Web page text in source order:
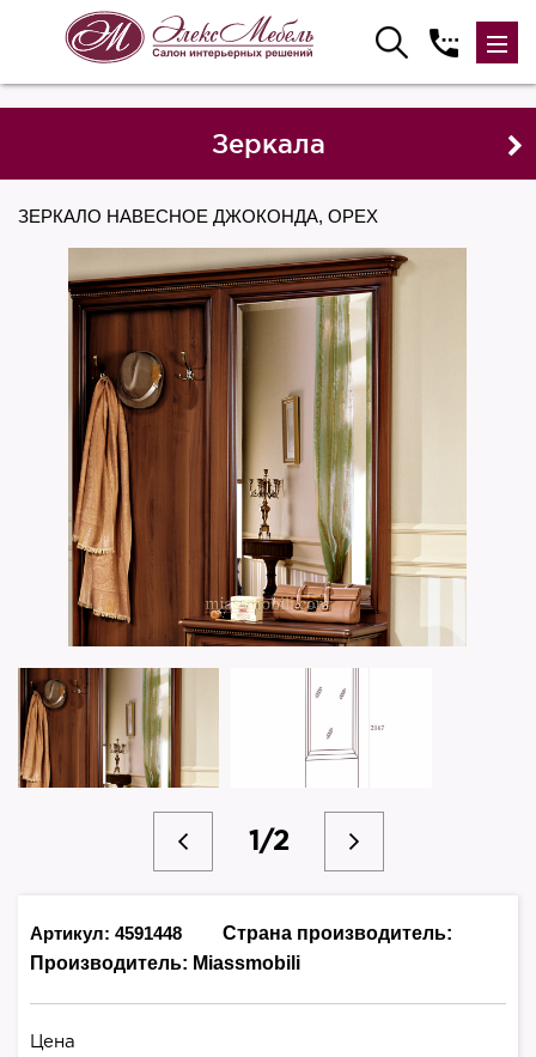
Зеркала
ЗЕРКАЛО НАВЕСНОЕ ДЖОКОНДА, ОРЕХ
1/2
Артикул: 4591448
Страна производитель:
Производитель: Miassmobili
Цена